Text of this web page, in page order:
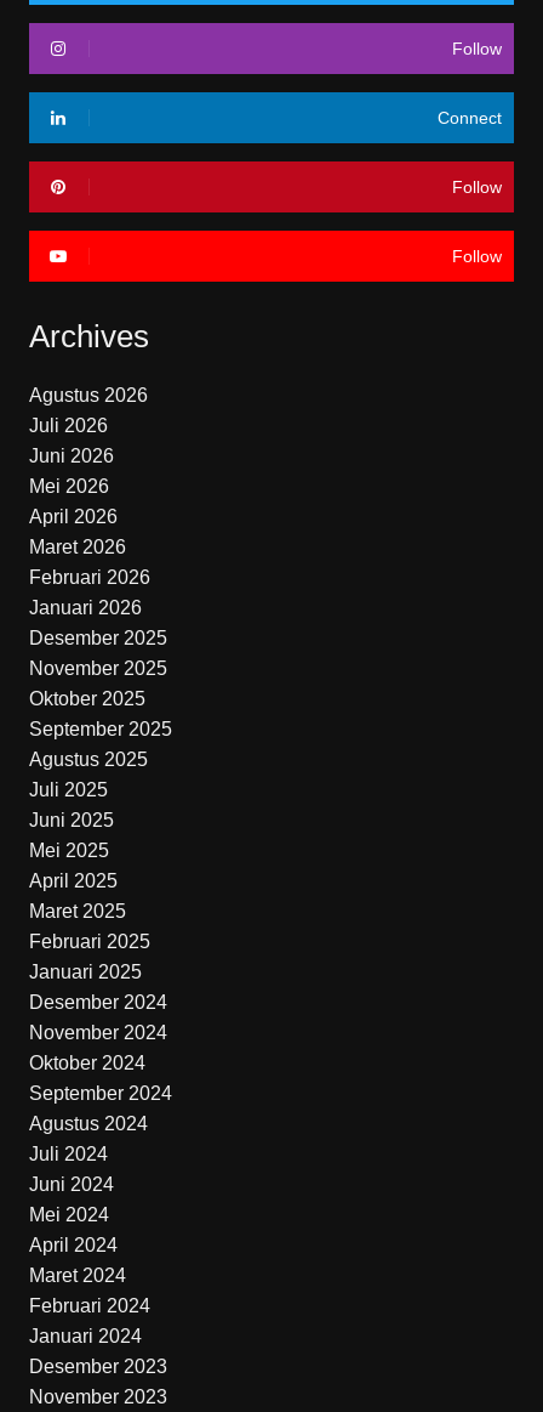
Follow
Connect
Follow
Follow
Archives
Agustus 2026
Juli 2026
Juni 2026
Mei 2026
April 2026
Maret 2026
Februari 2026
Januari 2026
Desember 2025
November 2025
Oktober 2025
September 2025
Agustus 2025
Juli 2025
Juni 2025
Mei 2025
April 2025
Maret 2025
Februari 2025
Januari 2025
Desember 2024
November 2024
Oktober 2024
September 2024
Agustus 2024
Juli 2024
Juni 2024
Mei 2024
April 2024
Maret 2024
Februari 2024
Januari 2024
Desember 2023
November 2023